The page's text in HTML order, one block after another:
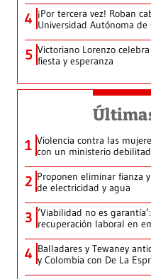
4 ¡Por tercera vez! Roban
Universidad Autónoma de
5 Victoriano Lorenzo
fiesta y esperanza
1 Violencia contra las
con un ministerio
2 Proponen eliminar fianza
de electricidad y agua
3 ‘Viabilidad no es
recuperación laboral en
4 Balladares y Tewaney
y Colombia con De La